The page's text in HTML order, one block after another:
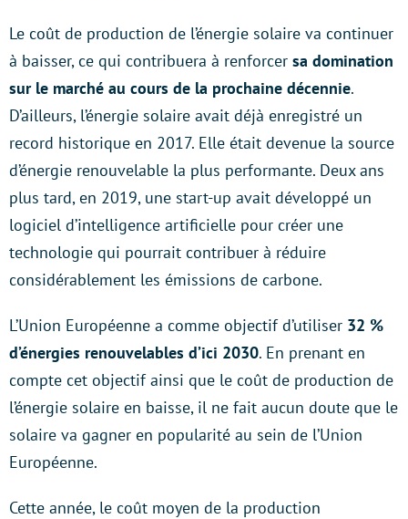
Le coût de production de l’énergie solaire va continuer
à baisser, ce qui contribuera à renforcer sa domination
sur le marché au cours de la prochaine décennie.
D’ailleurs, l’énergie solaire avait déjà enregistré un
record historique en 2017. Elle était devenue la source
d’énergie renouvelable la plus performante. Deux ans
plus tard, en 2019, une start-up avait développé un
logiciel d’intelligence artificielle pour créer une
technologie qui pourrait contribuer à réduire
considérablement les émissions de carbone.
L’Union Européenne a comme objectif d’utiliser 32 %
d’énergies renouvelables d’ici 2030. En prenant en
compte cet objectif ainsi que le coût de production de
l’énergie solaire en baisse, il ne fait aucun doute que le
solaire va gagner en popularité au sein de l’Union
Européenne.
Cette année, le coût moyen de la production